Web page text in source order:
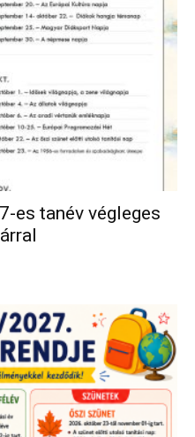
es tanév végleges